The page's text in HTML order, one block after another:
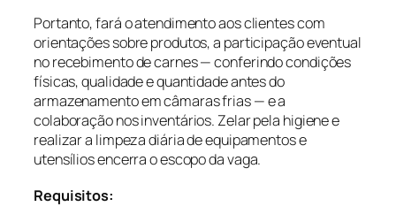
Portanto, fará o atendimento aos clientes com
orientações sobre produtos, a participação eventual
no recebimento de carnes — conferindo condições
físicas, qualidade e quantidade antes do
armazenamento em câmaras frias — e a
colaboração nos inventários. Zelar pela higiene e
realizar a limpeza diária de equipamentos e
utensílios encerra o escopo da vaga.
Requisitos: